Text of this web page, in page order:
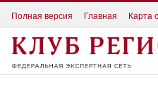
Полная версия Главная Карта